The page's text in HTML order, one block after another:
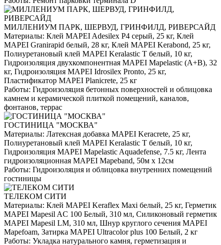
МИЛЛЕНИУМ ПАРК, ШЕРВУД, ГРИНФИЛД, РИВЕРСАЙД
Материалы: Клей MAPEI Adesilex P4 серый, 25 кг, Клей
MAPEI Granirapid белый, 28 кг, Клей MAPEI Kerabond, 25 кг,
Полиуретановый клей MAPEI Keralastic T белый, 10 кг,
Гидроизоляция двухкомпонентная MAPEI Mapelastic (А+B), 32
кг, Гидроизоляция MAPEI Idrosilex Pronto, 25 кг,
Пластификатор MAPEI Planicrete, 25 кг
Работы: Гидроизоляция бетонных поверхностей и облицовка
камнем и керамической плиткой помещений, каналов,
фонтанов, террас
ГОСТИНИЦА "МОСКВА"
Материалы: Латексная добавка MAPEI Keracrete, 25 кг,
Полиуретановый клей MAPEI Keralastic T белый, 10 кг,
Гидроизоляция MAPEI Mapelastic Aquadefense, 7.5 кг, Лента
гидроизоляционная MAPEI Mapeband, 50м x 12см
Работы: Гидроизоляция и облицовка внутренних помещений
гостиницы
ТЕЛЕКОМ СИТИ
Материалы: Клей MAPEI Keraflex Maxi белый, 25 кг, Герметик
MAPEI Mapesil AC 100 Белый, 310 мл, Силиконовый герметик
MAPEI Mapesil LM, 310 мл, Шнур круглого сечения MAPEI
Mapefoam, Затирка MAPEI Ultracolor plus 100 Белый, 2 кг
Работы: Укладка натурального камня, герметизация и